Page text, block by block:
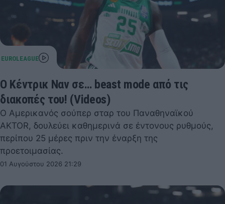
Ο Κέντρικ Ναν σε… beast mode από τις
διακοπές του! (Videos)
Ο Αμερικανός σούπερ σταρ του Παναθηναϊκού
AKTOR, δουλεύει καθημερινά σε έντονους ρυθμούς,
περίπου 25 μέρες πριν την έναρξη της
προετοιμασίας.
01 Αυγούστου 2026 21:29